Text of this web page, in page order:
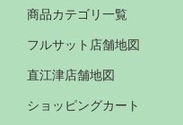
商品カテゴリ一覧
フルサット店舗地図
直江津店舗地図
ショッピングカート